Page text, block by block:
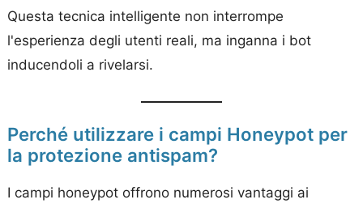
Questa tecnica intelligente non interrompe
l'esperienza degli utenti reali, ma inganna i bot
inducendoli a rivelarsi.
Perché utilizzare i campi Honeypot per
la protezione antispam?
I campi honeypot offrono numerosi vantaggi ai